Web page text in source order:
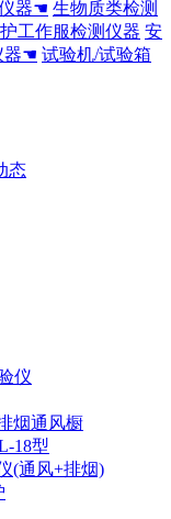
器☚ 生物质类检测
工作服检测仪器 安
器☚ 试验机/试验箱
态
仪
烟通风橱
18型
(通风+排烟)